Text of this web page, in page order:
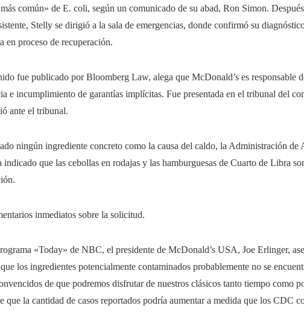
común» de E. coli, según un comunicado de su abad, Ron Simon.
Stelly se dirigió a la sala de emergencias, donde confirmó su
en proceso de recuperación.
fue publicado por Bloomberg Law, alega que McDonald’s es responsable
e incumplimiento de garantías implícitas. Fue presentada en el tribunal del
ante el tribunal.
ningún ingrediente concreto como la causa del caldo, la Administración de
que las cebollas en rodajas y las hamburguesas de Cuarto de Libra
inmediatos sobre la solicitud.
«Today» de NBC, el presidente de McDonald’s USA, Joe Erlinger,
los ingredientes potencialmente contaminados probablemente no se
de que podremos disfrutar de nuestros clásicos tanto tiempo como
que la cantidad de casos reportados podría aumentar a medida que los CDC